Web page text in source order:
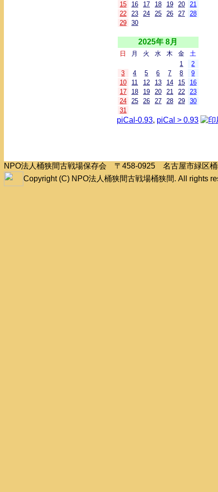
15
16 17 18 19 20
21
22
23 24 25 26 27
28
29
30
2025年 8月
日 月 火 水 木 金
土
1
2
3
4 5 6 7 8
9
10
11 12 13 14 15
16
17
18 19 20 21 22
23
24
25 26 27 28 29
30
31
piCal-0.93, piCal > 0.93
NPO法人桶狭間古戦場保存会 〒458-0925 名古屋市緑区
Copyright (C) NPO法人桶狭間古戦場桶狭間. All rights